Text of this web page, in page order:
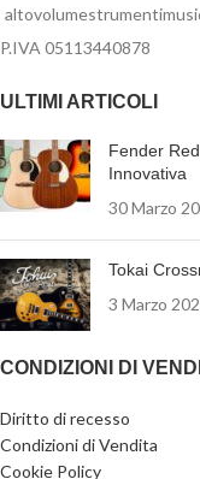
P.IVA 05113440878
ULTIMI ARTICOLI
Fender
Innovativa
30 Marzo
Tokai
3 Marzo
CONDIZIONI DI
Diritto di recesso
Condizioni di Vendita
Cookie Policy